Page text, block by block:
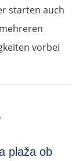
starten auch
vorbei
plaža ob